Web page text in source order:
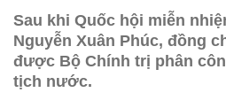
Sau khi Quốc hội miễn
Nguyễn Xuân Phúc, đồng
được Bộ Chính trị phân
tịch nước.